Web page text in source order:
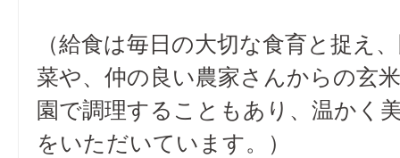
（給食は毎日の大切な食育と捉え
菜や、仲の良い農家さんからの玄
園で調理することもあり、温かく
をいただいています。）